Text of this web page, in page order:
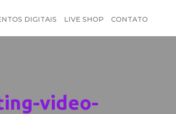
DIGITAIS LIVE SHOP CONTATO
video-